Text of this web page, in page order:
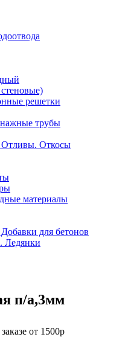
решетки
трубы
Отливы. Откосы
материалы
для бетонов
Ледянки
п/а,3мм
от 1500р